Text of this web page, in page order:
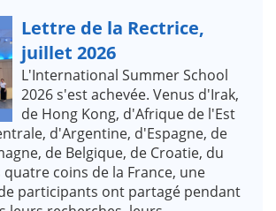
Lettre de la Rectrice,
juillet 2026
L'International Summer School
2026 s'est achevée. Venus d'Irak,
de Hong Kong, d'Afrique de l'Est
d'Argentine, d'Espagne, de
de Belgique, de Croatie, du
quatre coins de la France, une
participants ont partagé pendant